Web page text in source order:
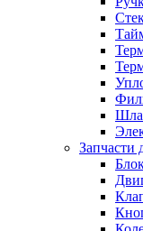
Запчасти